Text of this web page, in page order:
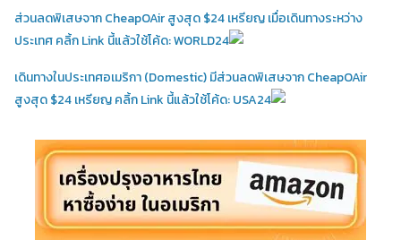
ส่วนลดพิเสษจาก CheapOAir สูงสุด $24 เหรียญ เมื่อเดินทางระหว่าง
ประเทศ คลิ้ก Link นี้แล้วใช้โค้ด: WORLD24
เดินทางในประเทศอเมริกา (Domestic)มีส่วนลดพิเสษจาก CheapOAir
สูงสุด $24 เหรียญ คลิ้ก Link นี้แล้วใช้โค้ด: USA24